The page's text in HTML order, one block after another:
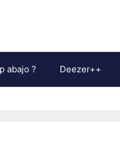
abajo ? Deezer++